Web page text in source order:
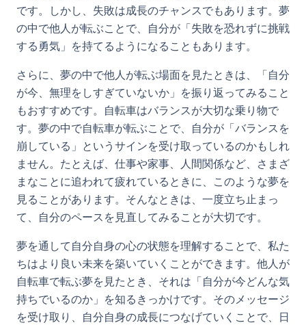
です。しかし、失敗は成長のチャンスでもあります。夢
の中で他人が転ぶことで、自分が「失敗を恐れずに挑戦
する勇気」を持てるようになることもあります。
さらに、夢の中で他人が転ぶ場面を見たときは、「自分
が今、無理をしすぎていないか」を振り返ってみること
もおすすめです。自転車はバランスが大切な乗り物で
す。夢の中で自転車が転ぶことで、自分が「バランスを
崩している」というサインを受け取っているのかもしれ
ません。たとえば、仕事や家事、人間関係など、さまざ
まなことに追われて疲れているときに、このような夢を
見ることがあります。そんなときは、一度立ち止まっ
て、自分のペースを見直してみることが大切です。
夢を通して自分自身の心の状態を理解することで、私た
ちはより良い未来を築いていくことができます。他人が
自転車で転ぶ夢を見たとき、それは「自分が今どんな気
持ちでいるのか」を知るきっかけです。そのメッセージ
を受け取り、自分自身の成長につなげていくことで、日